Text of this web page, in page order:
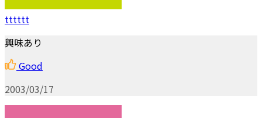
tttttt
興味あり
Good
2003/03/17